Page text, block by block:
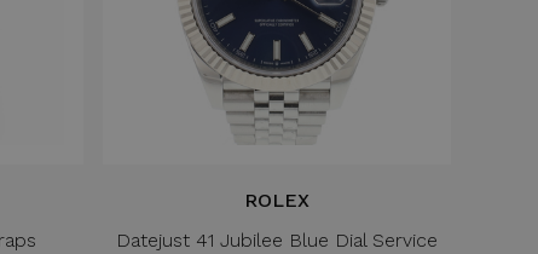
ROLEX
Datejust 41 Jubilee Blue Dial Service